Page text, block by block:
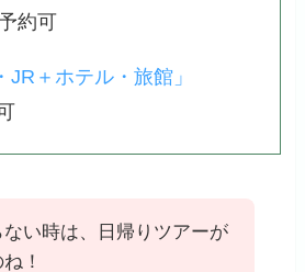
約可
＋ホテル・旅館」
ない時は、日帰りツアーが
！